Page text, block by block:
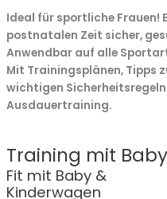
Ideal für sportliche Frauen!
postnatalen Zeit sicher,
Anwendbar auf alle
Mit Trainingsplänen, Tipps
wichtigen
Ausdauertraining.
Training mit
Fit mit Baby &
Kinderwagen